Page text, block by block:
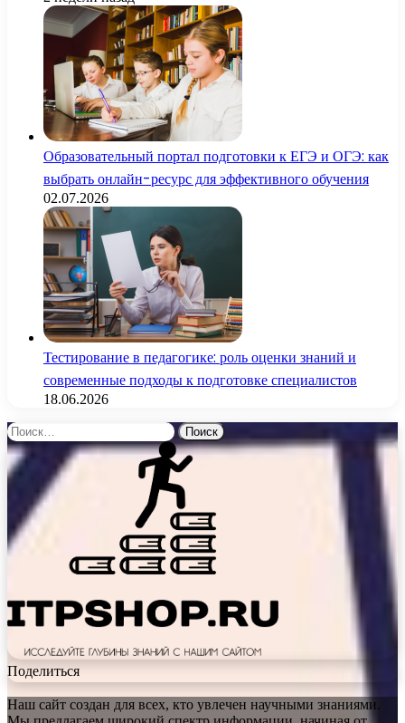
Образовательный портал подготовки к ЕГЭ и ОГЭ: как
выбрать онлайн-ресурс для эффективного обучения
02.07.2026
Тестирование в педагогике: роль оценки знаний и
современные подходы к подготовке специалистов
18.06.2026
Найти:
Поделиться
Наш сайт создан для всех, кто увлечен научными знаниями.